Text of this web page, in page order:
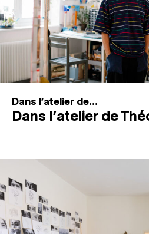
Recherche
Connexion
Dans l'atelier de...
Dans l’atelier de